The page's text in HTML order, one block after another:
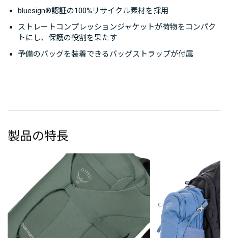
bluesign®認証の100%リサイクル素材を採用
ストレートコンプレッションジャケットが荷物をコンパク
トにし、保護の役割を果たす
予備のバッグを装着できるバッグストラップが付属
製品の特長